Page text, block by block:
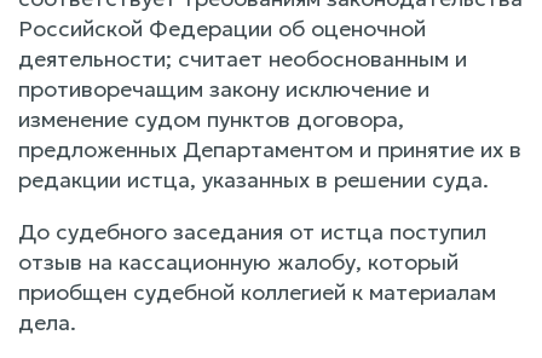
Российской Федерации об оценочной
деятельности; считает необоснованным и
противоречащим закону исключение и
изменение судом пунктов договора,
предложенных Департаментом и принятие их в
редакции истца, указанных в решении суда.
До судебного заседания от истца поступил
отзыв на кассационную жалобу, который
приобщен судебной коллегией к материалам
дела.